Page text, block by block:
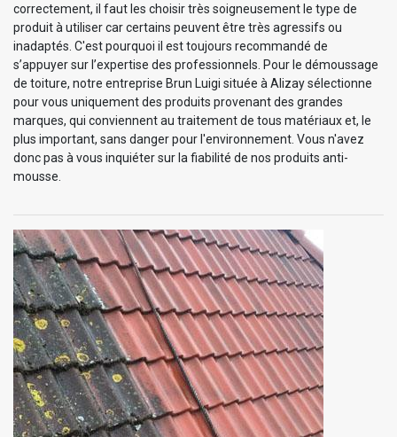
correctement, il faut les choisir très soigneusement le type de
produit à utiliser car certains peuvent être très agressifs ou
inadaptés. C'est pourquoi il est toujours recommandé de
s’appuyer sur l’expertise des professionnels. Pour le démoussage
de toiture, notre entreprise Brun Luigi située à Alizay sélectionne
pour vous uniquement des produits provenant des grandes
marques, qui conviennent au traitement de tous matériaux et, le
plus important, sans danger pour l'environnement. Vous n'avez
donc pas à vous inquiéter sur la fiabilité de nos produits anti-
mousse.